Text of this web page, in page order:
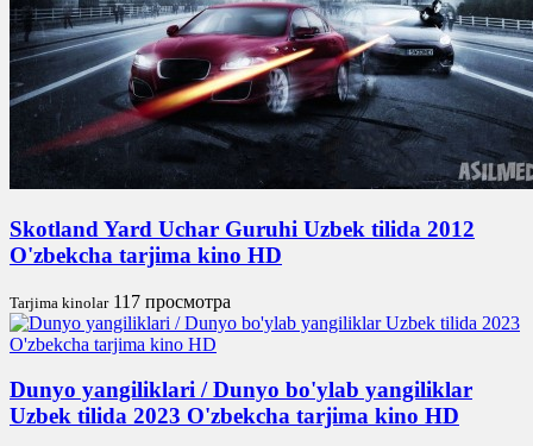
Skotland Yard Uchar Guruhi Uzbek tilida 2012
O'zbekcha tarjima kino HD
Tarjima kinolar 117 просмотра
Dunyo yangiliklari / Dunyo bo'ylab yangiliklar
Uzbek tilida 2023 O'zbekcha tarjima kino HD